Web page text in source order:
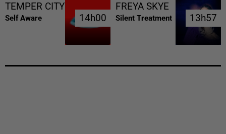
TEMPER CITY
Self Aware 14h00
14h00
FREYA SKYE
Silent Treatment 13h57
13h57